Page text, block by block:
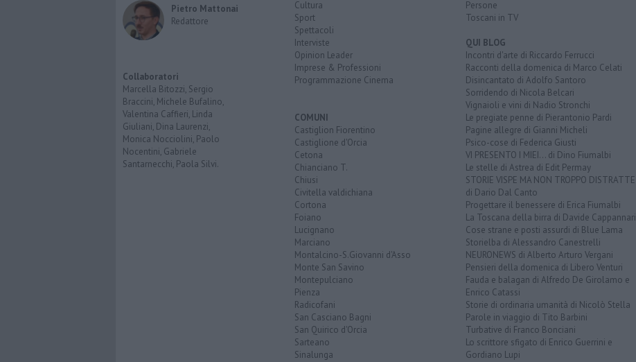
Pietro Mattonai
Redattore
Collaboratori
Marcella Bitozzi, Sergio
Braccini, Michele Bufalino,
Valentina Caffieri, Linda
Giuliani, Dina Laurenzi,
Monica Nocciolini, Paolo
Nocentini, Gabriele
Santarnecchi, Paola Silvi.
Cultura
Sport
Spettacoli
Interviste
Opinion Leader
Imprese & Professioni
Programmazione Cinema
COMUNI
Castiglion Fiorentino
Castiglione d'Orcia
Cetona
Chianciano T.
Chiusi
Civitella valdichiana
Cortona
Foiano
Lucignano
Marciano
Montalcino-S.Giovanni d'Asso
Monte San Savino
Montepulciano
Pienza
Radicofani
San Casciano Bagni
San Quirico d'Orcia
Sarteano
Sinalunga
Persone
Toscani in TV
QUI BLOG
Incontri d'arte di Riccardo Ferrucci
Racconti della domenica di Marco Celati
Disincantato di Adolfo Santoro
Sorridendo di Nicola Belcari
Vignaioli e vini di Nadio Stronchi
Le pregiate penne di Pierantonio Pardi
Pagine allegre di Gianni Micheli
Psico-cose di Federica Giusti
VI PRESENTO I MIEI... di Dino Fiumalbi
Le stelle di Astrea di Edit Permay
STORIE VISPE MA NON TROPPO DISTRATTE
di Dario Dal Canto
Progettare il benessere di Erica Fiumalbi
La Toscana della birra di Davide Cappannari
Cose strane e posti assurdi di Blue Lama
Storielba di Alessandro Canestrelli
NEURONEWS di Alberto Arturo Vergani
Pensieri della domenica di Libero Venturi
Fauda e balagan di Alfredo De Girolamo e
Enrico Catassi
Storie di ordinaria umanità di Nicolò Stella
Parole in viaggio di Tito Barbini
Turbative di Franco Bonciani
Lo scrittore sfigato di Enrico Guerrini e
Gordiano Lupi